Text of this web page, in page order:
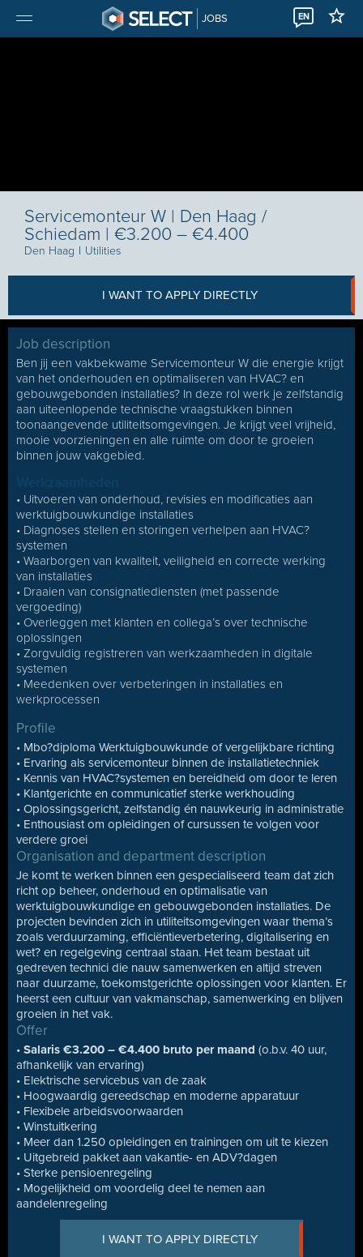
JOBS EN
Servicemonteur W | Den Haag /
Schiedam | €3.200 – €4.400
Den Haag I Utilities
I WANT TO APPLY DIRECTLY
Job description
Ben jij een vakbekwame Servicemonteur W die energie krijgt
van het onderhouden en optimaliseren van HVAC? en
gebouwgebonden installaties? In deze rol werk je zelfstandig
aan uiteenlopende technische vraagstukken binnen
toonaangevende utiliteitsomgevingen. Je krijgt veel vrijheid,
mooie voorzieningen en alle ruimte om door te groeien
binnen jouw vakgebied.
• Uitvoeren van onderhoud, revisies en modificaties aan
werktuigbouwkundige installaties
• Diagnoses stellen en storingen verhelpen aan HVAC?
systemen
• Waarborgen van kwaliteit, veiligheid en correcte werking
van installaties
• Draaien van consignatiediensten (met passende
vergoeding)
• Overleggen met klanten en collega’s over technische
oplossingen
• Zorgvuldig registreren van werkzaamheden in digitale
systemen
• Meedenken over verbeteringen in installaties en
werkprocessen
Profile
• Mbo?diploma Werktuigbouwkunde of vergelijkbare richting
• Ervaring als servicemonteur binnen de installatietechniek
• Kennis van HVAC?systemen en bereidheid om door te leren
• Klantgerichte en communicatief sterke werkhouding
• Oplossingsgericht, zelfstandig én nauwkeurig in administratie
• Enthousiast om opleidingen of cursussen te volgen voor
verdere groei
Organisation and department description
Je komt te werken binnen een gespecialiseerd team dat zich
richt op beheer, onderhoud en optimalisatie van
werktuigbouwkundige en gebouwgebonden installaties. De
projecten bevinden zich in utiliteitsomgevingen waar thema’s
zoals verduurzaming, efficiëntieverbetering, digitalisering en
wet? en regelgeving centraal staan. Het team bestaat uit
gedreven technici die nauw samenwerken en altijd streven
naar duurzame, toekomstgerichte oplossingen voor klanten. Er
heerst een cultuur van vakmanschap, samenwerking en blijven
groeien in het vak.
Offer
• Salaris €3.200 – €4.400 bruto per maand (o.b.v. 40 uur,
afhankelijk van ervaring)
• Elektrische servicebus van de zaak
• Hoogwaardig gereedschap en moderne apparatuur
• Flexibele arbeidsvoorwaarden
• Winstuitkering
• Meer dan 1.250 opleidingen en trainingen om uit te kiezen
• Uitgebreid pakket aan vakantie- en ADV?dagen
• Sterke pensioenregeling
• Mogelijkheid om voordelig deel te nemen aan
aandelenregeling
I WANT TO APPLY DIRECTLY